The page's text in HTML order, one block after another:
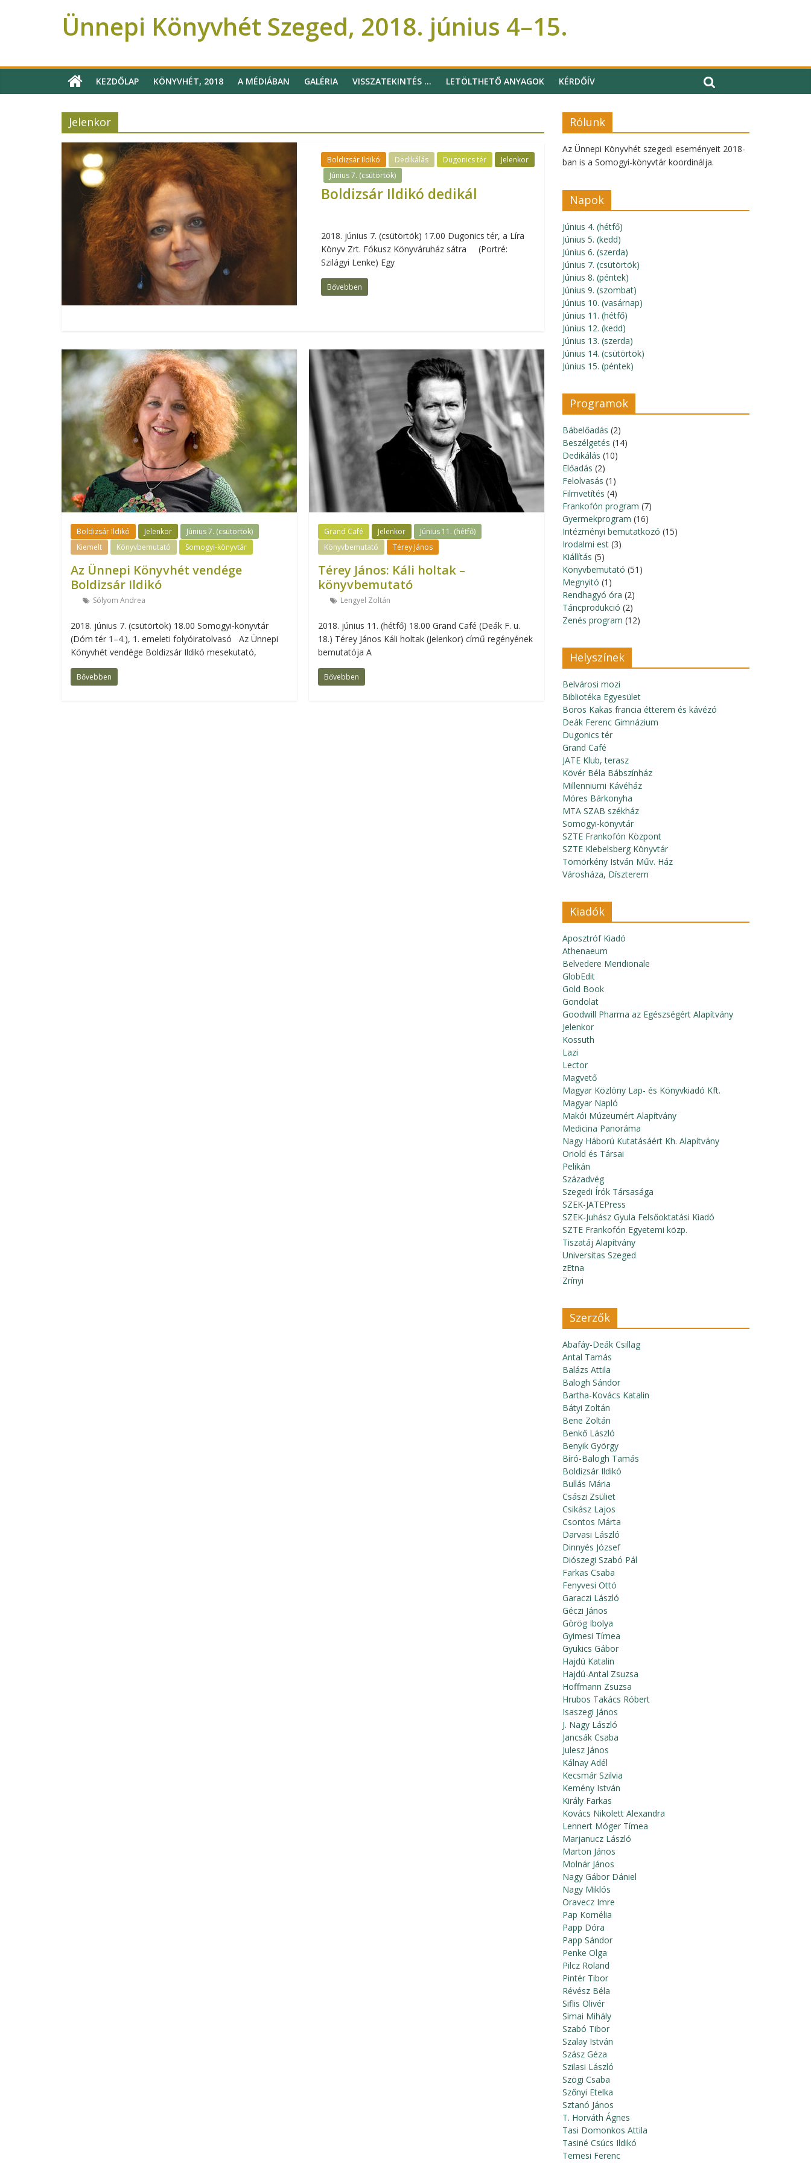
Ünnepi Könyvhét Szeged, 2018. június 4–15.
KEZDŐLAP KÖNYVHÉT, 2018 A MÉDIÁBAN GALÉRIA VISSZATEKINTÉS … LETÖLTHETŐ ANYAGOK KÉRDŐÍV
Jelenkor
Boldizsár Ildikó Dedikálás Dugonics tér
Jelenkor
Június 7. (csütörtök)
Boldizsár Ildikó dedikál
2018. június 7. (csütörtök) 17.00 Dugonics tér, a Líra
Könyv Zrt. Fókusz Könyváruház sátra (Portré:
Szilágyi Lenke) Egy
Bővebben
Boldizsár Ildikó Jelenkor
Június 7. (csütörtök)
Kiemelt
Könyvbemutató Somogyi-könyvtár
Az Ünnepi Könyvhét vendége
Boldizsár Ildikó
Sólyom Andrea
2018. június 7. (csütörtök) 18.00 Somogyi-könyvtár
(Dóm tér 1–4.), 1. emeleti folyóiratolvasó Az Ünnepi
Könyvhét vendége Boldizsár Ildikó mesekutató,
Bővebben
Grand Café Jelenkor
Június 11. (hétfő)
Könyvbemutató
Térey János
Térey János: Káli holtak –
könyvbemutató
Lengyel Zoltán
2018. június 11. (hétfő) 18.00 Grand Café (Deák F. u.
18.) Térey János Káli holtak (Jelenkor) című regényének
bemutatója A
Bővebben
Rólunk
Az Ünnepi Könyvhét szegedi eseményeit 2018-
ban is a Somogyi-könyvtár koordinálja.
Napok
Június 4. (hétfő)
Június 5. (kedd)
Június 6. (szerda)
Június 7. (csütörtök)
Június 8. (péntek)
Június 9. (szombat)
Június 10. (vasárnap)
Június 11. (hétfő)
Június 12. (kedd)
Június 13. (szerda)
Június 14. (csütörtök)
Június 15. (péntek)
Programok
Bábelőadás (2)
Beszélgetés (14)
Dedikálás (10)
Előadás (2)
Felolvasás (1)
Filmvetítés (4)
Frankofón program (7)
Gyermekprogram (16)
Intézményi bemutatkozó (15)
Irodalmi est (3)
Kiállítás (5)
Könyvbemutató (51)
Megnyitó (1)
Rendhagyó óra (2)
Táncprodukció (2)
Zenés program (12)
Helyszínek
Belvárosi mozi
Bibliotéka Egyesület
Boros Kakas francia étterem és kávézó
Deák Ferenc Gimnázium
Dugonics tér
Grand Café
JATE Klub, terasz
Kövér Béla Bábszínház
Millenniumi Kávéház
Móres Bárkonyha
MTA SZAB székház
Somogyi-könyvtár
SZTE Frankofón Központ
SZTE Klebelsberg Könyvtár
Tömörkény István Műv. Ház
Városháza, Díszterem
Kiadók
Aposztróf Kiadó
Athenaeum
Belvedere Meridionale
GlobEdit
Gold Book
Gondolat
Goodwill Pharma az Egészségért Alapítvány
Jelenkor
Kossuth
Lazi
Lector
Magvető
Magyar Közlöny Lap- és Könyvkiadó Kft.
Magyar Napló
Makói Múzeumért Alapítvány
Medicina Panoráma
Nagy Háború Kutatásáért Kh. Alapítvány
Oriold és Társai
Pelikán
Századvég
Szegedi Írók Társasága
SZEK-JATEPress
SZEK-Juhász Gyula Felsőoktatási Kiadó
SZTE Frankofón Egyetemi közp.
Tiszatáj Alapítvány
Universitas Szeged
zEtna
Zrínyi
Szerzők
Abafáy-Deák Csillag
Antal Tamás
Balázs Attila
Balogh Sándor
Bartha-Kovács Katalin
Bátyi Zoltán
Bene Zoltán
Benkő László
Benyik György
Bíró-Balogh Tamás
Boldizsár Ildikó
Bullás Mária
Császi Zsüliet
Csikász Lajos
Csontos Márta
Darvasi László
Dinnyés József
Diószegi Szabó Pál
Farkas Csaba
Fenyvesi Ottó
Garaczi László
Géczi János
Görög Ibolya
Gyimesi Tímea
Gyukics Gábor
Hajdú Katalin
Hajdú-Antal Zsuzsa
Hoffmann Zsuzsa
Hrubos Takács Róbert
Isaszegi János
J. Nagy László
Jancsák Csaba
Julesz János
Kálnay Adél
Kecsmár Szilvia
Kemény István
Király Farkas
Kovács Nikolett Alexandra
Lennert Móger Tímea
Marjanucz László
Marton János
Molnár János
Nagy Gábor Dániel
Nagy Miklós
Oravecz Imre
Pap Kornélia
Papp Dóra
Papp Sándor
Penke Olga
Pilcz Roland
Pintér Tibor
Révész Béla
Siflis Olivér
Simai Mihály
Szabó Tibor
Szalay István
Szász Géza
Szilasi László
Szögi Csaba
Szőnyi Etelka
Sztanó János
T. Horváth Ágnes
Tasi Domonkos Attila
Tasiné Csúcs Ildikó
Temesi Ferenc